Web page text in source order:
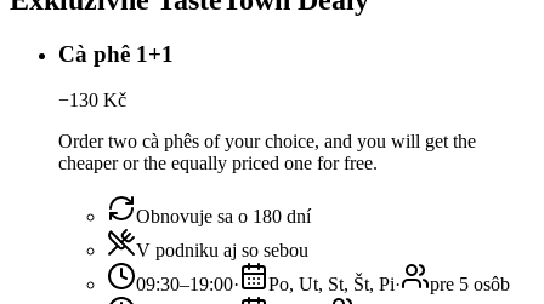
Cà phê 1+1
−130 Kč
Order two cà phês of your choice, and you will get the
cheaper or the equally priced one for free.
Obnovuje sa o 180 dní
V podniku aj so sebou
09:30–19:00· Po, Ut, St, Št, Pi·
pre 5 osôb